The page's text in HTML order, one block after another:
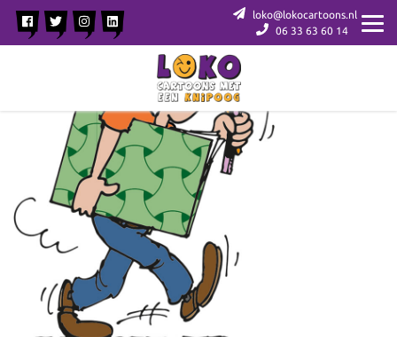
loko@lokocartoons.nl
06 33 63 60 14